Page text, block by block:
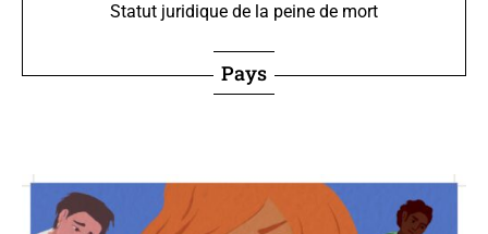
Statut juridique de la peine de mort
Pays